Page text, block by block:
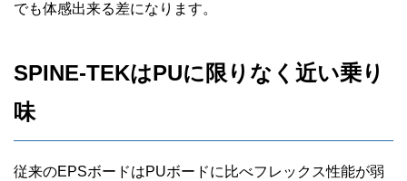
でも体感出来る差になります。
SPINE-TEKはPUに限りなく近い乗り
味
従来のEPSボードはPUボードに比べフレックス性能が弱